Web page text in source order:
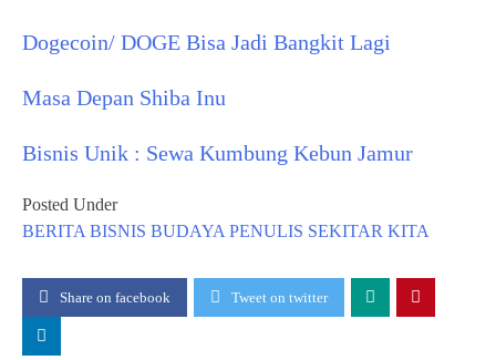
Dogecoin/ DOGE Bisa Jadi Bangkit Lagi
Masa Depan Shiba Inu
Bisnis Unik : Sewa Kumbung Kebun Jamur
Posted Under
BERITA BISNIS BUDAYA PENULIS SEKITAR KITA
Share on facebook Tweet on twitter